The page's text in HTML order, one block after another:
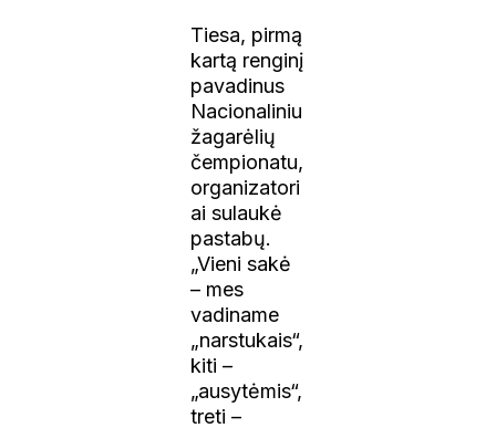
Tiesa, pirmą
kartą renginį
pavadinus
Nacionaliniu
žagarėlių
čempionatu,
organizatori
ai sulaukė
pastabų.
„Vieni sakė
– mes
vadiname
„narstukais“,
kiti –
„ausytėmis“,
treti –